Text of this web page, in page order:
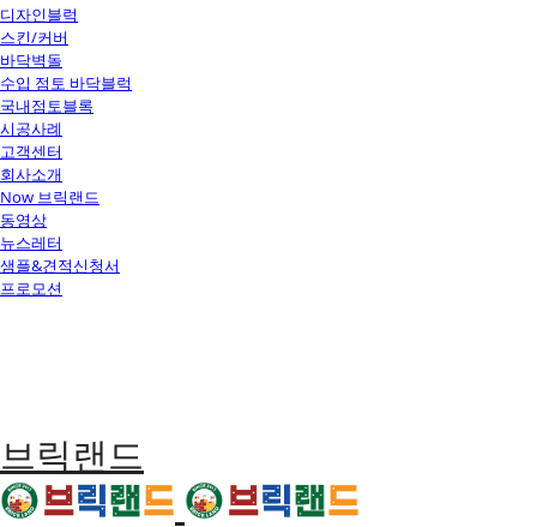
디자인블럭
스킨/커버
바닥벽돌
수입 점토 바닥블럭
국내점토블록
시공사례
고객센터
회사소개
Now 브릭랜드
동영상
뉴스레터
샘플&견적신청서
프로모션
브릭랜드